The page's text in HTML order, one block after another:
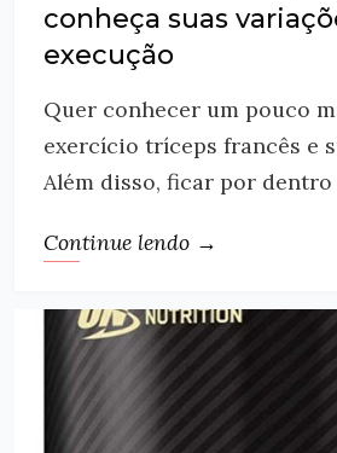
conheça suas
execução
Quer conhecer um pouco
exercício tríceps francês e
Além disso, ficar por dentro
Continue lendo →